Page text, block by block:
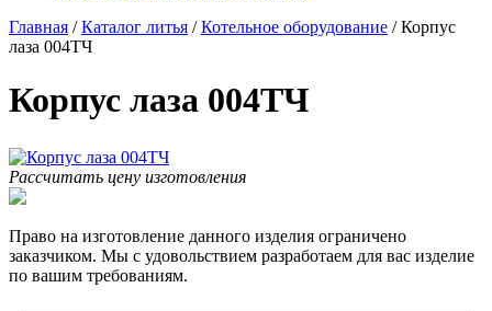
Главная /Каталог литья /Котельное оборудование /Корпус
лаза 004ТЧ
Корпус лаза 004ТЧ
Рассчитать цену изготовления
Право на изготовление данного изделия ограничено
заказчиком. Мы с удовольствием разработаем для вас изделие
по вашим требованиям.